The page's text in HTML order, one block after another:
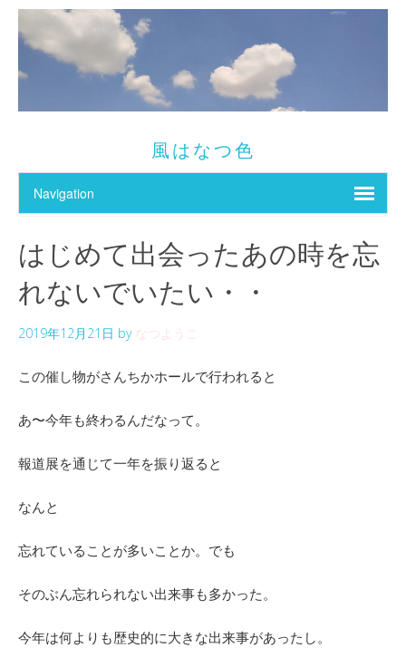
風はなつ色
はじめて出会ったあの時を忘
れないでいたい・・
2019年12月21日 by なつようこ
この催し物がさんちかホールで行われると
あ〜今年も終わるんだなって。
報道展を通じて一年を振り返ると
なんと
忘れていることが多いことか。でも
そのぶん忘れられない出来事も多かった。
今年は何よりも歴史的に大きな出来事があったし。